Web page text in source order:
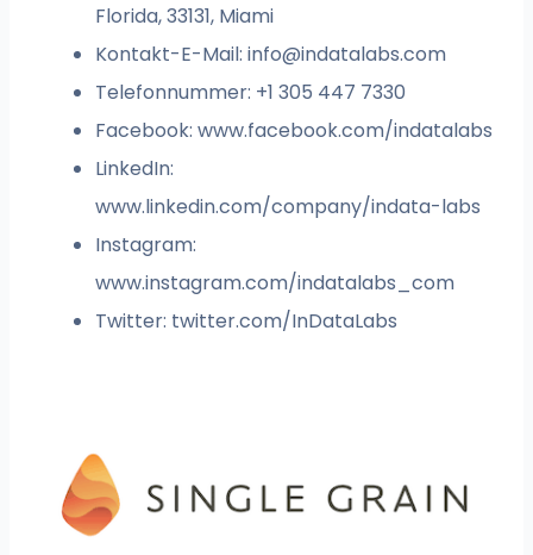
Florida, 33131, Miami
Kontakt-E-Mail:info@indatalabs.com
Telefonnummer: +1 305 447 7330
Facebook: www.facebook.com/indatalabs
LinkedIn:
www.linkedin.com/company/indata-labs
Instagram:
www.instagram.com/indatalabs_com
Twitter: twitter.com/InDataLabs